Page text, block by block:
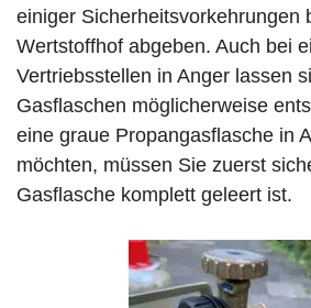
einiger Sicherheitsvorkehrungen
Wertstoffhof abgeben. Auch bei
Vertriebsstellen in Anger lassen
Gasflaschen möglicherweise
eine graue Propangasflasche in
möchten, müssen Sie zuerst
Gasflasche komplett geleert ist.